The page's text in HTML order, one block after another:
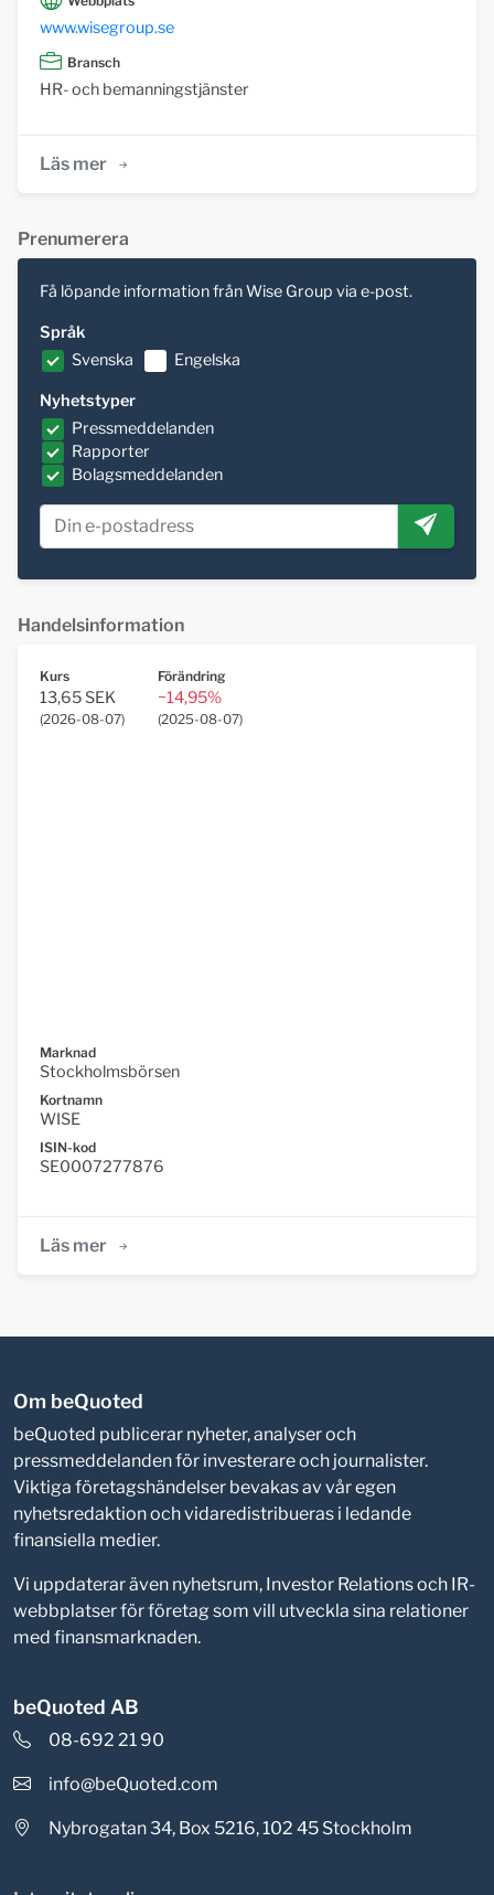
www.wisegroup.se
Bransch
HR- och bemanningstjänster
Läs mer
Prenumerera
Få löpande information från Wise Group via e-post.
Språk
Svenska
Engelska
Nyhetstyper
Pressmeddelanden
Rapporter
Bolagsmeddelanden
Handelsinformation
Kurs
13,65 SEK
(2026-08-07)
Förändring
−14,95%
(2025-08-07)
Marknad
Stockholmsbörsen
Kortnamn
WISE
ISIN-kod
SE0007277876
Läs mer
Om beQuoted
beQuoted publicerar nyheter, analyser och
pressmeddelanden för investerare och journalister.
Viktiga företagshändelser bevakas av vår egen
nyhetsredaktion och vidaredistribueras i ledande
finansiella medier.
Vi uppdaterar även nyhetsrum, Investor Relations och IR-
webbplatser för företag som vill utveckla sina relationer
med finansmarknaden.
beQuoted AB
08-692 21 90
info@beQuoted.com
Nybrogatan 34, Box 5216, 102 45 Stockholm